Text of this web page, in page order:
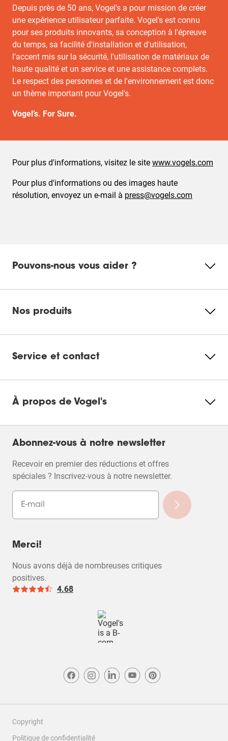
Depuis près de 50 ans, Vogel's a pour mission de créer
une expérience utilisateur parfaite. Vogel's est connu
pour ses produits innovants, sa conception à l'épreuve
du temps, sa facilité d'installation et d'utilisation,
l'accent mis sur la sécurité, l'utilisation de matériaux de
haute qualité et un service et une assistance complets.
Le respect des personnes et de l'environnement est donc
un thème important pour Vogel's.
Vogel’s. For Sure.
Pour plus d'informations, visitez le site www.vogels.com
Pour plus d'informations ou des images haute
résolution, envoyez un e-mail à press@vogels.com
Pouvons-nous vous aider ?
Nos produits
Service et contact
À propos de Vogel's
Abonnez-vous à notre newsletter
Recevoir en premier des réductions et offres
spéciales ? Inscrivez-vous à notre newsletter.
Merci!
Nous avons déjà de nombreuses critiques
positives.
4.68
Copyright
Politique de confidentialité